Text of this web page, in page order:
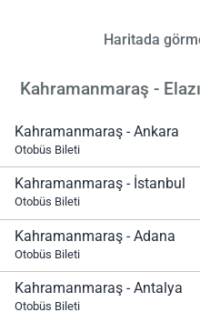
Haritada
Kahramanmaraş -
Kahramanmaraş - Ankara
Otobüs Bileti
Kahramanmaraş - İstanbul
Otobüs Bileti
Kahramanmaraş - Adana
Otobüs Bileti
Kahramanmaraş - Antalya
Otobüs Bileti